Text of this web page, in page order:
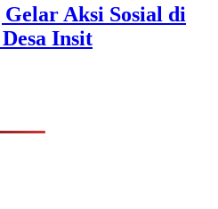
Aksi Sosial di
Insit